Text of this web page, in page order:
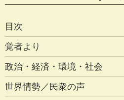
目次
覚者より
政治・経済・環境・社会
世界情勢／民衆の声